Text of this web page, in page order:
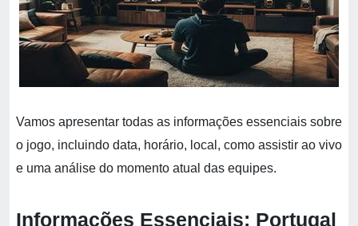
Vamos apresentar todas as informações essenciais sobre
o jogo, incluindo data, horário, local, como assistir ao vivo
e uma análise do momento atual das equipes.
Informações Essenciais: Portugal